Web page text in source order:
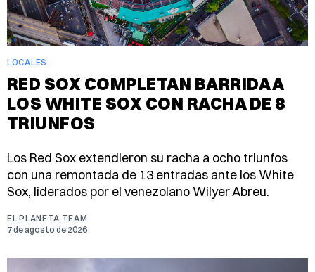
LOCALES
RED SOX COMPLETAN BARRIDA A
LOS WHITE SOX CON RACHA DE 8
TRIUNFOS
Los Red Sox extendieron su racha a ocho triunfos
con una remontada de 13 entradas ante los White
Sox, liderados por el venezolano Wilyer Abreu.
EL PLANETA TEAM
7 de agosto de 2026